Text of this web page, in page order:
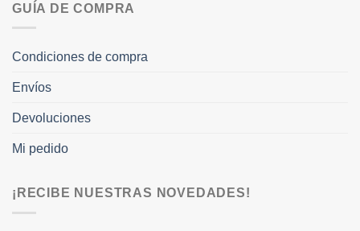
GUÍA DE COMPRA
Condiciones de compra
Envíos
Devoluciones
Mi pedido
¡RECIBE NUESTRAS NOVEDADES!